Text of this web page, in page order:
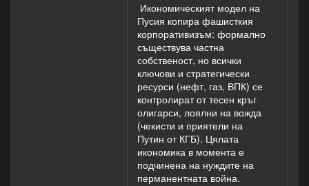
Икономическият модел на
Пусия копира фашисткия
корпоративизъм: формално
съществува частна
собственост, но всички
ключови и стратегически
ресурси (нефт, газ, ВПК) се
контролират от тесен кръг
олигарси, лоялни на вожда
(чекисти и приятели на
Путин от КГБ). Цялата
икономика в момента е
подчинена на нуждите на
перманентната война.